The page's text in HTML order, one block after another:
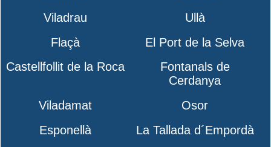
Viladrau
Ullà
Flaçà
El Port de la Selva
Castellfollit de la Roca
Fontanals de
Cerdanya
Viladamat
Osor
Esponellà
La Tallada d´Empordà